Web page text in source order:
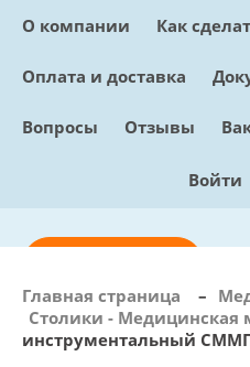
О компании Как
Оплата и доставка
Вопросы Отзывы
Войти
Главная страница –
Столики - Медицинская
инструментальный